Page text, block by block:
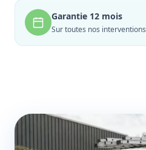
Garantie 12 mois
Sur toutes nos interventions